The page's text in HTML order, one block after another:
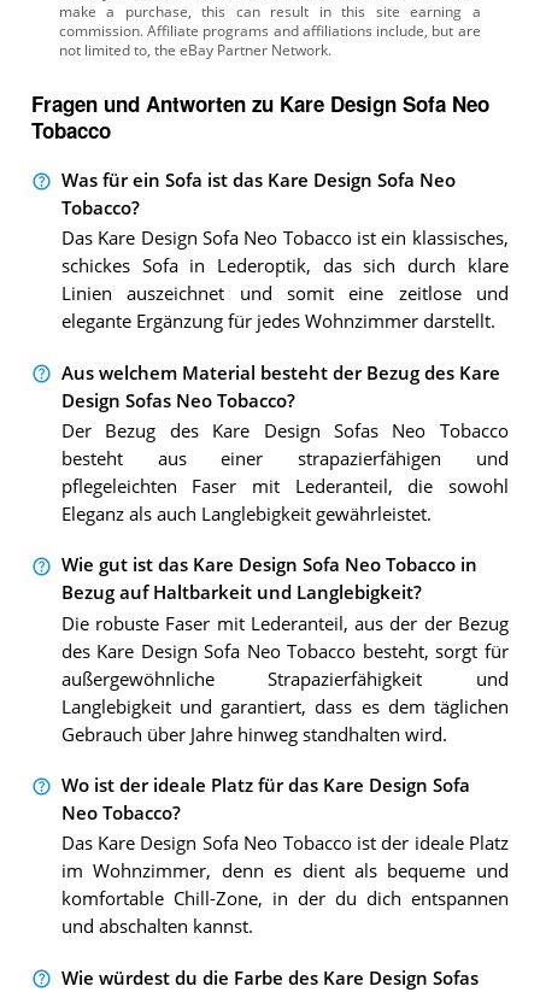
Fragen und Antworten zu Kare Design Sofa Neo
Tobacco
Was für ein Sofa ist das Kare Design Sofa Neo
Tobacco?
Das Kare Design Sofa Neo Tobacco ist ein klassisches,
schickes Sofa in Lederoptik, das sich durch klare
Linien auszeichnet und somit eine zeitlose und
elegante Ergänzung für jedes Wohnzimmer darstellt.
Aus welchem Material besteht der Bezug des Kare
Design Sofas Neo Tobacco?
Der Bezug des Kare Design Sofas Neo Tobacco
besteht aus einer strapazierfähigen und
pflegeleichten Faser mit Lederanteil, die sowohl
Eleganz als auch Langlebigkeit gewährleistet.
Wie gut ist das Kare Design Sofa Neo Tobacco in
Bezug auf Haltbarkeit und Langlebigkeit?
Die robuste Faser mit Lederanteil, aus der der Bezug
des Kare Design Sofa Neo Tobacco besteht, sorgt für
außergewöhnliche Strapazierfähigkeit und
Langlebigkeit und garantiert, dass es dem täglichen
Gebrauch über Jahre hinweg standhalten wird.
Wo ist der ideale Platz für das Kare Design Sofa
Neo Tobacco?
Das Kare Design Sofa Neo Tobacco ist der ideale Platz
im Wohnzimmer, denn es dient als bequeme und
komfortable Chill-Zone, in der du dich entspannen
und abschalten kannst.
Wie würdest du die Farbe des Kare Design Sofas